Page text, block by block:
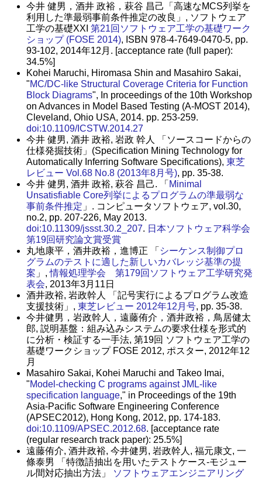
今井 健男，酒井 政裕，萩谷 昌己「高速なMCS列挙を
利用した準最弱事前条件推定の改良」, ソフトウェア
工学の基礎XXI 第21回ソフトウェア工学の基礎ワーク
ショップ (FOSE 2014), ISBN 978-4-7649-0470-5, pp.
93-102, 2014年12月. [acceptance rate (full paper):
34.5%]
Kohei Maruchi, Hiromasa Shin and Masahiro Sakai,
"MC/DC-like Structural Coverage Criteria for Function
Block Diagrams", In proceedings of the 10th Workshop
on Advances in Model Based Testing (A-MOST 2014),
Cleveland, Ohio USA, 2014. pp. 253-259.
doi:10.1109/ICSTW.2014.27
今井 健男, 酒井 政裕, 岩政 幹人 「ソースコードからの
仕様発掘技術」(Specification Mining Technology for
Automatically Inferring Software Specifications), 東芝
レビュー Vol.68 No.8 (2013年8月号), pp. 35-38.
今井 健男, 酒井 政裕, 萩谷 昌己. 「 Minimal
Unsatisfiable Core列挙によるプログラムの準最弱な
事前条件推定 」. コンピュータソフトウェア, vol.30,
no.2, pp. 207-226, May 2013.
doi:10.11309/jssst.30.2_207. 日本ソフトウェア科学会
第19回研究論文賞受賞
丸地康平，酒井政裕，進博正 「 シーケンス制御プロ
グラムのテストに適した新しいカバレッジ基準の提
案 」,情報処理学会 第179回ソフトウェア工学研究発
表会, 2013年3月11日
酒井政裕, 岩政幹人 「記号実行によるプログラム改造
支援技術」, 東芝レビュー 2012年12月号, pp. 35-38.
今井健男，岩政幹人，遠藤侑介，酒井政裕，鳥居健太
郎, 説明基盤：組み込みシステムの要求仕様を形式的
に分析・検証する一手法, 第19回 ソフトウェア工学の
基礎ワークショップ FOSE 2012, ポスター, 2012年12
月
Masahiro Sakai, Kohei Maruchi and Takeo Imai,
"Model-checking C programs against JML-like
specification language," in Proceedings of the 19th
Asia-Pacific Software Engineering Conference
(APSEC2012), Hong Kong, 2012, pp. 174-183.
doi:10.1109/APSEC.2012.68. [acceptance rate
(regular research track paper): 25.5%]
遠藤侑介, 酒井政裕, 今井健男, 岩政幹人, 福元康文, 一
條泰男 「特徴語抽出を用いたテストケース-モジュー
ル間対応抽出方法」
ソフトウェアエンジニアリング